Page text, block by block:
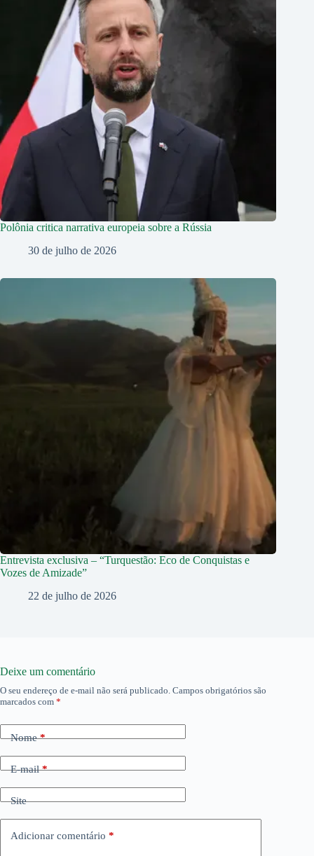
Polônia critica narrativa europeia sobre a Rússia
30 de julho de 2026
Entrevista exclusiva – “Turquestão: Eco de Conquistas e
Vozes de Amizade”
22 de julho de 2026
Deixe um comentário
O seu endereço de e-mail não será publicado. Campos obrigatórios são
marcados com *
Nome*
E-mail*
Site
Adicionar comentário *